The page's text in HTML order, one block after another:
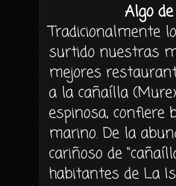
Algo
Tradicionalmente
surtido nuestras
mejores
a la cañaílla
espinosa, confiere
marino. De la
cariñoso de
habitantes de La